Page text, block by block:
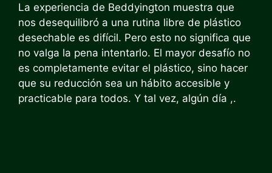
La experiencia de Beddyington muestra que
nos desequilibró a una rutina libre de plástico
desechable es difícil. Pero esto no significa que
no valga la pena intentarlo. El mayor desafío no
es completamente evitar el plástico, sino hacer
que su reducción sea un hábito accesible y
practicable para todos. Y tal vez, algún día ,.